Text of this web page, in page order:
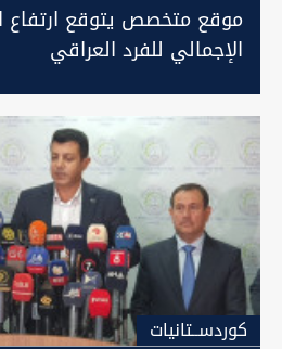
موقع متخصص يتوقع ارتفاع
الإجمالي للفرد العراقي
كوردســتانيات